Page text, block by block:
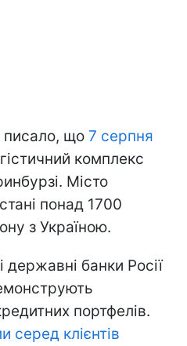
писало, що 7 серпня
комплекс
Місто
понад 1700
з Україною.
державні банки Росії
портфелів.
серед клієнтів